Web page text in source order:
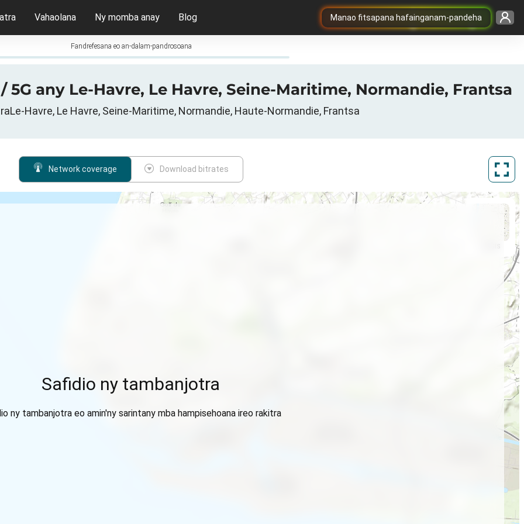
Manao fitsapana hafainganam-pandeha
Vahaolana Ny momba anay Blog
Fandrefesana eo an-dalam-pandrosoana
any Le-Havre, Le Havre, Seine-Maritime, Normandie, Frantsa
Havre, Le Havre, Seine-Maritime, Normandie, Haute-Normandie, Frantsa
Network coverage Download bitrates
Safidio ny tambanjotra
ny tambanjotra eo amin'ny sarintany mba hampisehoana ireo rakitra